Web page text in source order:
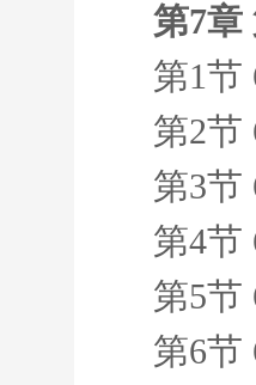
第7章
第1节
第2节
第3节
第4节
第5节
第6节